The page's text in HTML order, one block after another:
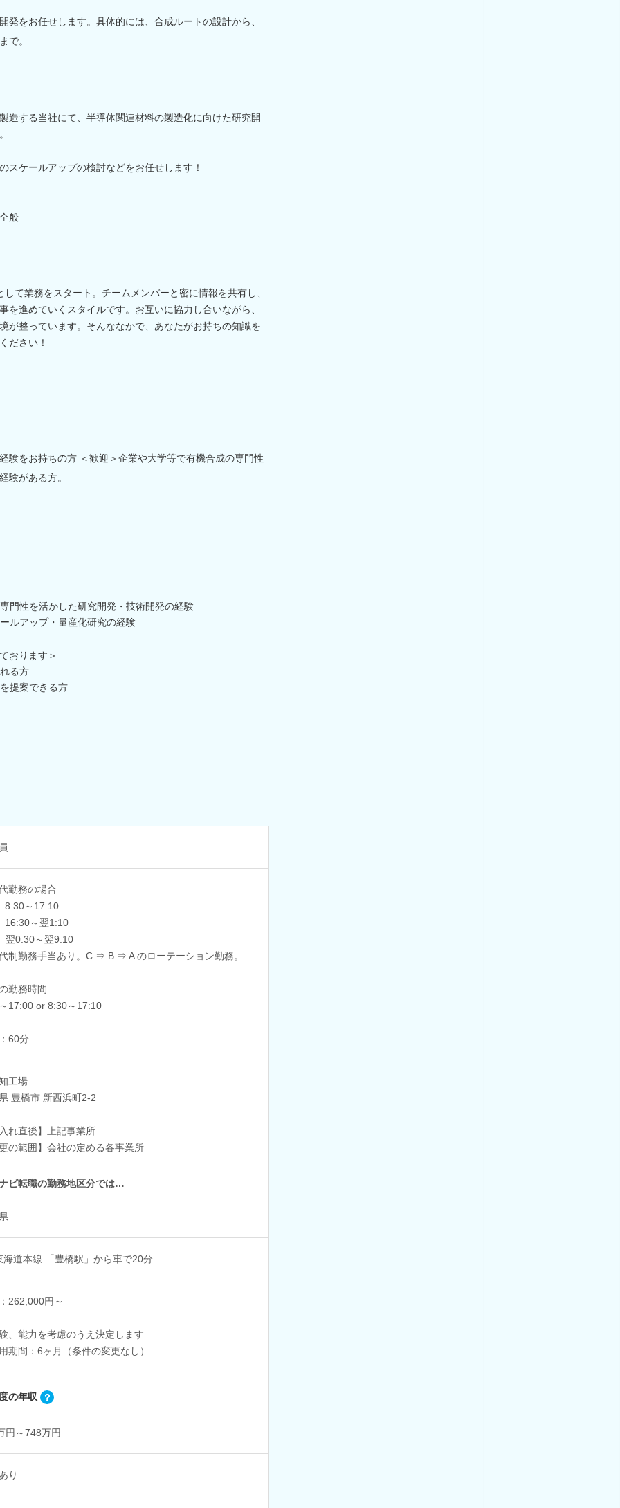
発をお任せします。具体的には、合成ルートの設計から、
で。
造する当社にて、半導体関連材料の製造化に向けた研究開
スケールアップの検討などをお任せします！
般
て業務をスタート。チームメンバーと密に情報を共有し、
を進めていくスタイルです。お互いに協力し合いながら、
が整っています。そんななかで、あなたがお持ちの知識を
ださい！
験をお持ちの方 ＜歓迎＞企業や大学等で有機合成の専門性
験がある方。
門性を活かした研究開発・技術開発の経験
ルアップ・量産化研究の経験
おります＞
る方
提案できる方
勤務の場合
8:30～17:10
16:30～翌1:10
翌0:30～翌9:10
制勤務手当あり。C ⇒ B ⇒ A のローテーション勤務。
勤務時間
17:00 or 8:30～17:10
60分
工場
豊橋市 新西浜町2-2
れ直後】上記事業所
の範囲】会社の定める各事業所
ビ転職の勤務地区分では…
海道本線 「豊橋駅」から車で20分
262,000円～
、能力を考慮のうえ決定します
期間：6ヶ月（条件の変更なし）
の年収
円～748万円
り